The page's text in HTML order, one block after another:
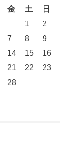
金 土
日
1
2
7 8
9
14 15
16
21 22
23
28